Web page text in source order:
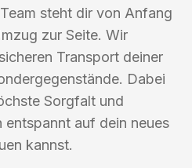
steht dir von Anfang
zur Seite. Wir
Transport deiner
Dabei
Sorgfalt und
auf dein neues
kannst.